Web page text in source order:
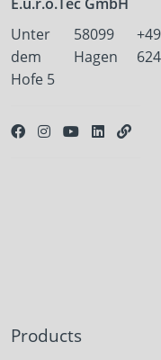
Unter
dem
Hofe 5
58099
Hagen
Products